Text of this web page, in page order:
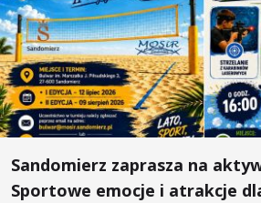
Sandomierz zaprasza na
Sportowe emocje i atrakcje